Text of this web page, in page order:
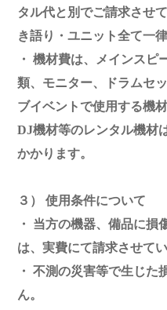
タル代と別でご請求させ
き語り・ユニット全て一
・ 機材費は、メインスピ
類、モニター、ドラムセ
ブイベントで使用する機
DJ機材等のレンタル機材
かかります。
３） 使用条件について
・ 当方の機器、備品に損
は、実費にて請求させて
・ 不測の災害等で生じた
ん。